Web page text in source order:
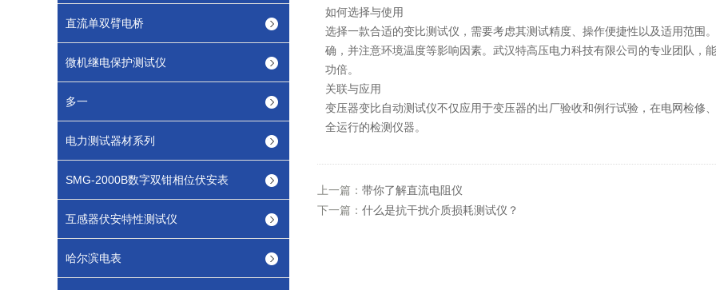
直流单双臂电桥
微机继电保护测试仪
多一
电力测试器材系列
SMG-2000B数字双钳相位伏安表
互感器伏安特性测试仪
哈尔滨电表
如何选择与使用
选择一款合适的变比测试仪，需要考虑其测试精度、操作便捷性以及适用范围
确，并注意环境温度等影响因素。武汉特高压电力科技有限公司的专业团队，
功倍。
关联与应用
变压器变比自动测试仪不仅应用于变压器的出厂验收和例行试验，在电网检修
全运行的检测仪器。
上一篇： 带你了解直流电阻仪
下一篇： 什么是抗干扰介质损耗测试仪？